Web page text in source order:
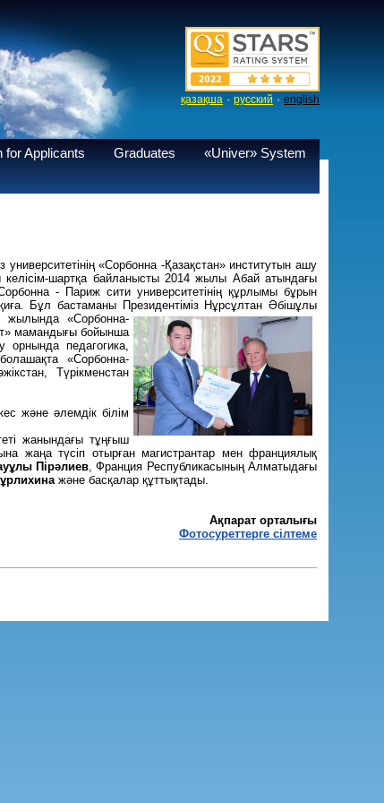
қазақша · русский · english
for Applicants Graduates
«Univer» System
«Сорбонна -Қазақстан» институтын ашу
шартқа байланысты 2014 жылы Абай атындағы
- Париж сити университетінің құрлымы бұрын
Бұл бастаманы Президентіміз Нұрсұлтан Әбішұлы
жылында «Сорбонна-
мамандығы бойынша
педагогика,
«Сорбонна-
Түрікменстан
және әлемдік білім
жанындағы тұңғыш
жаңа түсіп отырған магистрантар мен франциялық
Пірәлиев, Франция Республикасының Алматыдағы
және басқалар құттықтады.
Ақпарат орталығы
Фотосуреттерге сілтеме